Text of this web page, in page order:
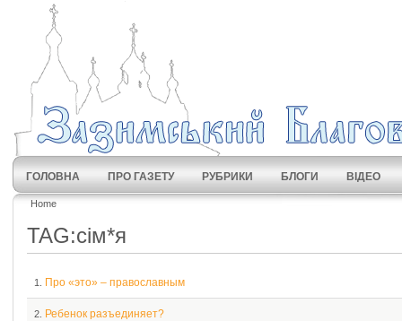
ГОЛОВНА ПРО ГАЗЕТУ РУБРИКИ БЛОГИ ВІДЕО
Home
TAG:сім*я
1. Про «это» – православным
2. Ребенок разъединяет?